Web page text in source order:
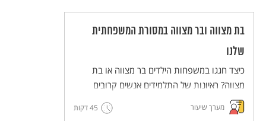
בת מצווה ובר מצווה במסורת המשפחתית
שלנו
כיצד חגגו במשפחות הילדים בר מצווה או בת
מצווה? ראיונות של התלמידים אנשים קרובים
אליהם יסייעו לנו להרחיב ולהכיר את הדרכים
השונות לציון החגיגה ואת הדמיון וההבדל בינם
מערך שיעור 45 דקות